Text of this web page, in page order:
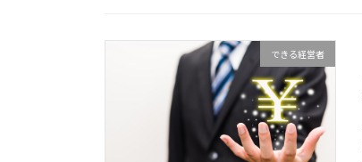
できる経営者